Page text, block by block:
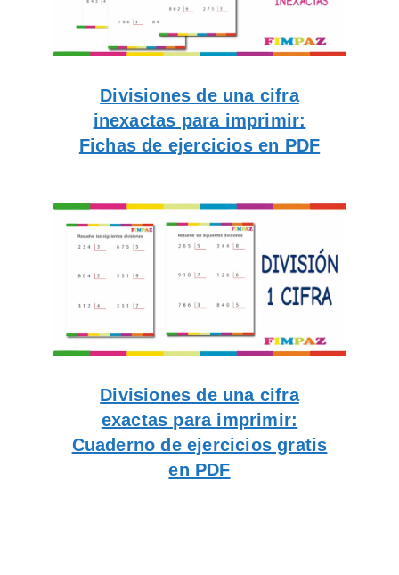
Divisiones de una cifra
inexactas para imprimir:
Fichas de ejercicios en PDF
Divisiones de una cifra
exactas para imprimir:
Cuaderno de ejercicios gratis
en PDF